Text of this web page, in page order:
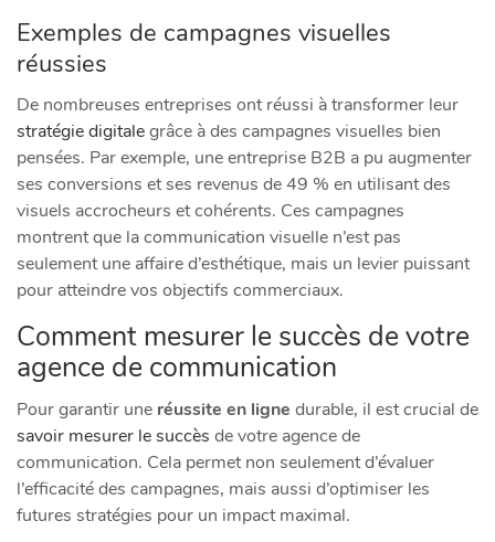
Exemples de campagnes visuelles
réussies
De nombreuses entreprises ont réussi à transformer leur
stratégie digitalegrâce à des campagnes visuelles bien
pensées. Par exemple, une entreprise B2B a pu augmenter
ses conversions et ses revenus de 49 % en utilisant des
visuels accrocheurs et cohérents. Ces campagnes
montrent que la communication visuelle n’est pas
seulement une affaire d’esthétique, mais un levier puissant
pour atteindre vos objectifs commerciaux.
Comment mesurer le succès de votre
agence de communication
Pour garantir une réussite en ligne durable, il est crucial de
savoir mesurer le succès de votre agence de
communication. Cela permet non seulement d’évaluer
l’efficacité des campagnes, mais aussi d’optimiser les
futures stratégies pour un impact maximal.